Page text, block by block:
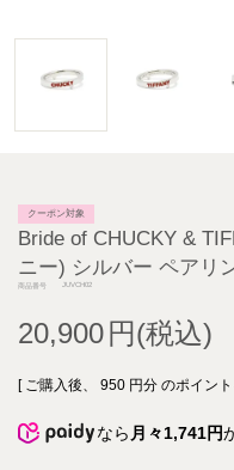
クーポン対象
Bride of CHUCKY &
ニー) シルバー ペアリ
商品番号 JUVCH02
20,900
[ ご購入後、 950 円分 のポイン
なら 月々1,741円